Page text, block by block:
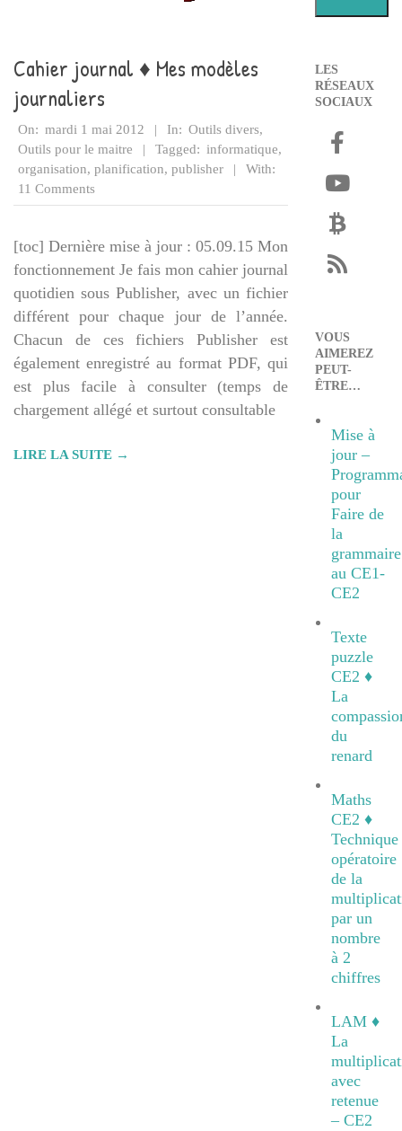
Cahier journal ♦ Mes modèles
journaliers
2012-
05-
01
On: mardi 1 mai 2012 In: Outils divers,
Outils pour le maitre
Tagged: informatique,
organisation, planification, publisher
With:
11 Comments
[toc] Dernière mise à jour : 05.09.15 Mon
fonctionnement Je fais mon cahier journal
quotidien sous Publisher, avec un fichier
différent pour chaque jour de l’année.
Chacun de ces fichiers Publisher est
également enregistré au format PDF, qui
est plus facile à consulter (temps de
chargement allégé et surtout consultable
LIRE LA SUITE →
LES
RÉSEAUX
SOCIAUX
VOUS
AIMEREZ
PEUT-
ÊTRE…
Mise à
jour –
pour
Faire de
la
grammaire
au CE1-
CE2
Texte
puzzle
CE2 ♦
La
du
renard
Maths
CE2 ♦
Technique
opératoire
de la
par un
nombre
à 2
chiffres
LAM ♦
La
avec
retenue
– CE2